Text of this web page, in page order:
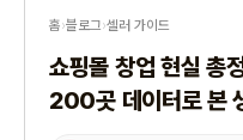
홈›블로그›셀러 가이드
쇼핑몰 창업 현실 총
200곳 데이터로 본